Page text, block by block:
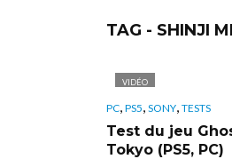
TAG - SHINJI
VIDÉO
PC, PS5, SONY, TESTS
Test du jeu
Tokyo (PS5, PC)